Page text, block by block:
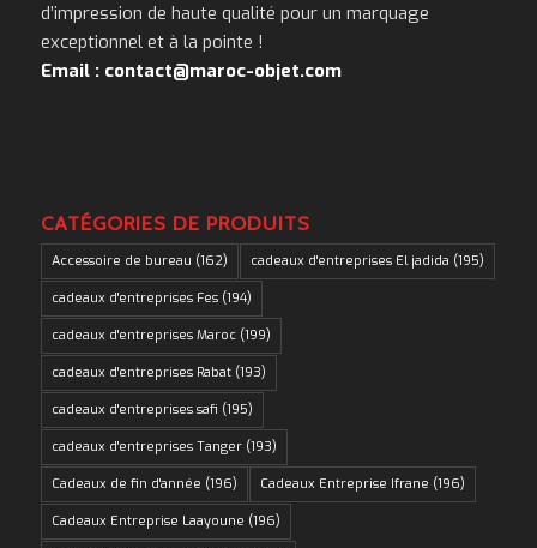
d’impression de haute qualité pour un marquage
exceptionnel et à la pointe !
Email : contact@maroc-objet.com
CATÉGORIES DE PRODUITS
Accessoire de bureau (162) cadeaux d'entreprises El jadida (195)
cadeaux d'entreprises Fes(194)
cadeaux d'entreprises Maroc(199)
cadeaux d'entreprises Rabat(193)
cadeaux d'entreprises safi (195)
cadeaux d'entreprises Tanger(193)
Cadeaux de fin d'année (196) Cadeaux Entreprise Ifrane (196)
Cadeaux Entreprise Laayoune (196)